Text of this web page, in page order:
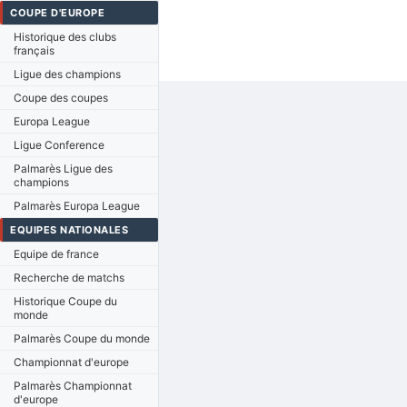
COUPE D'EUROPE
Historique des clubs
français
Ligue des champions
Coupe des coupes
Europa League
Ligue Conference
Palmarès Ligue des
champions
Palmarès Europa League
EQUIPES NATIONALES
Equipe de france
Recherche de matchs
Historique Coupe du
monde
Palmarès Coupe du monde
Championnat d'europe
Palmarès Championnat
d'europe